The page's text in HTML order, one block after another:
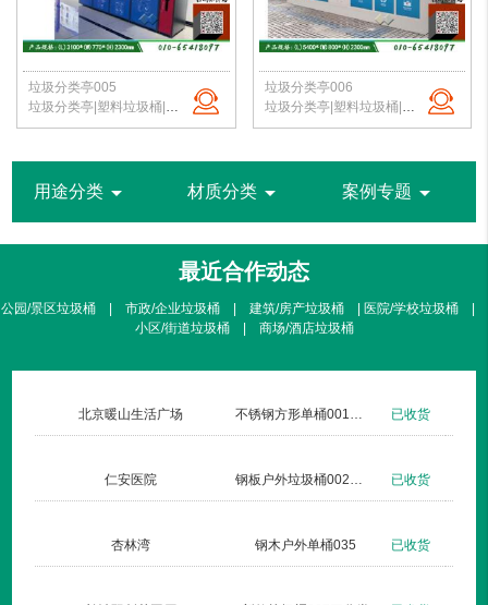
垃圾分类亭005
垃圾分类亭|塑料垃圾桶|户外垃圾站|公园垃圾桶|学校分类垃圾亭|北京垃圾桶厂家
垃圾分类亭006
垃圾分类亭|塑料垃圾桶|户外垃圾站|公园垃圾桶|学校分类垃圾亭|北京垃圾桶厂家
用途分类arrow_drop_down 材质分类 arrow_drop_down 案例专题 arrow_drop_down
最近合作动态
公园/景区垃圾桶 | 市政/企业垃圾桶 | 建筑/房产垃圾桶 | 医院/学校垃圾桶 |
小区/街道垃圾桶 | 商场/酒店垃圾桶
北京暖山生活广场 不锈钢方形单桶001定制款 已收货
仁安医院 钢板户外垃圾桶002玫瑰金 已收货
杏林湾 钢木户外单桶035 已收货